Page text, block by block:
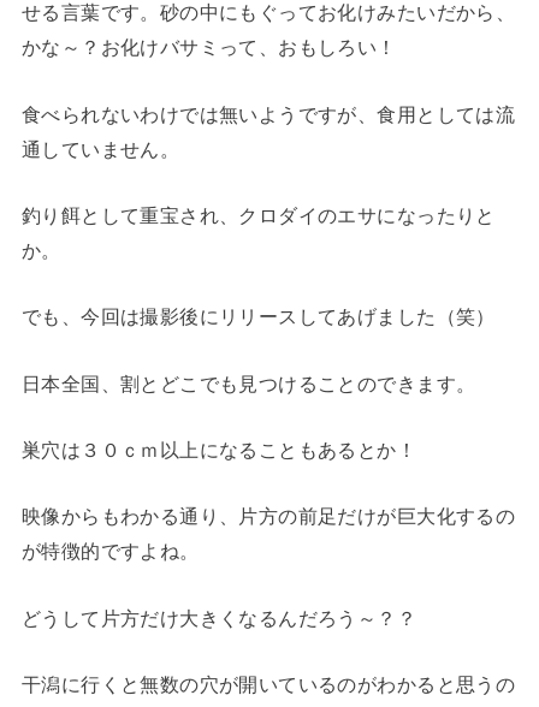
せる言葉です。砂の中にもぐってお化けみたいだから、
かな～？お化けバサミって、おもしろい！
食べられないわけでは無いようですが、食用としては流
通していません。
釣り餌として重宝され、クロダイのエサになったりと
か。
でも、今回は撮影後にリリースしてあげました（笑）
日本全国、割とどこでも見つけることのできます。
巣穴は３０ｃｍ以上になることもあるとか！
映像からもわかる通り、片方の前足だけが巨大化するの
が特徴的ですよね。
どうして片方だけ大きくなるんだろう～？？
干潟に行くと無数の穴が開いているのがわかると思うの